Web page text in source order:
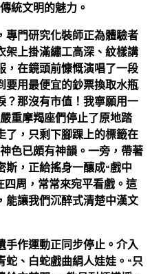
統文明的魅力。
專門研究化裝師正為體驗者
架上掛滿繡工高深、紋樣講
，在鏡頭前慷慨演唱了一段
要用最便宜的鈔票換取水瓶
？那沒有市值！我寧願用一
重摩羯座們停止了原地踏
了，只剩下腳踝上的標籤在
色已頗有神韻。一旁，帶著
斯，正給搖身一釀成“戲中
四周，常常來宛平看戲。這
，能讓我們沉醉式清楚中漢文
手作運動正同步停止。介入
、白蛇戲曲絹人娃娃。“只